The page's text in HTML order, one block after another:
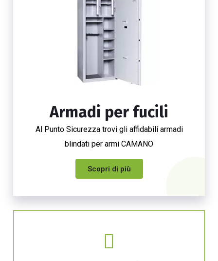
Armadi per fucili
Al Punto Sicurezza trovi gli affidabili armadi
blindati per armi CAMANO
Scopri di più